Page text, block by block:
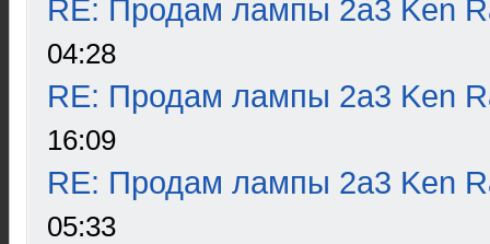
RE: Продам лампы 2а3 Ken
04:28
RE: Продам лампы 2а3 Ken
16:09
RE: Продам лампы 2а3 Ken
05:33